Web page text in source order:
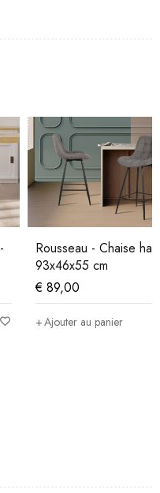
Rousseau - Chaise haute -
93x46x55 cm
89,00
Ajouter au panier